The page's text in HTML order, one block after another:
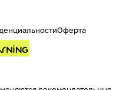
Оферта